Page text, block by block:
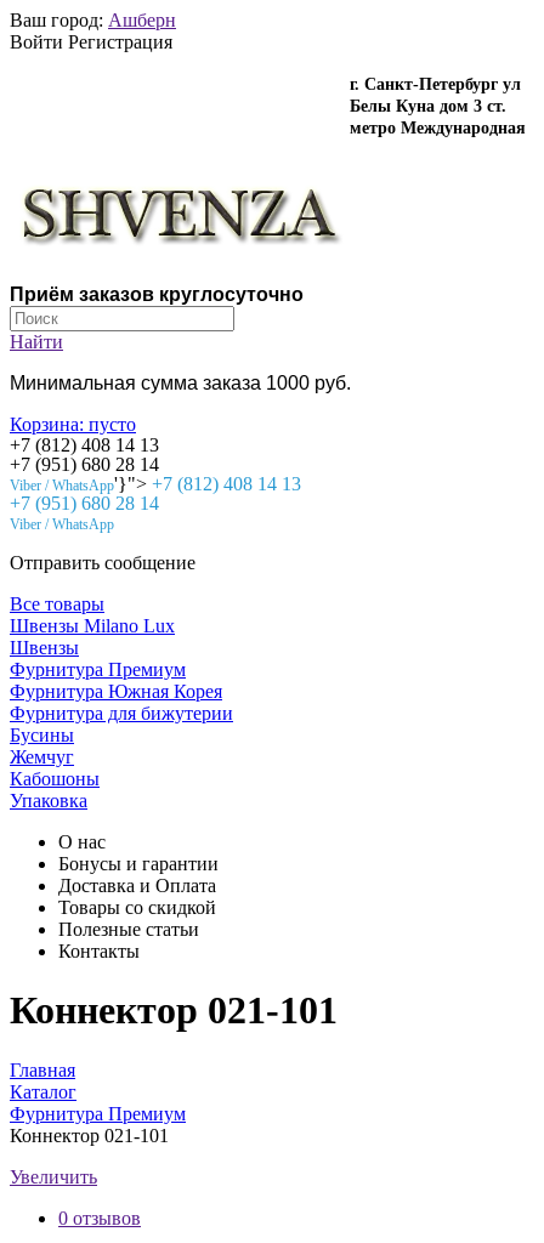
Ваш город: Ашберн
Войти Регистрация
г. Санкт-Петербург ул
Белы Куна дом 3 ст.
метро Международная
Приём заказов круглосуточно
Найти
Минимальная сумма заказа 1000 руб.
Корзина: пусто
+7 (812) 408 14 13
+7 (951) 680 28 14
Viber / WhatsApp'}"> +7 (812) 408 14 13
+7 (951) 680 28 14
Viber / WhatsApp
Отправить сообщение
Все товары
Швензы Milano Lux
Швензы
Фурнитура Премиум
Фурнитура Южная Корея
Фурнитура для бижутерии
Бусины
Жемчуг
Кабошоны
Упаковка
О нас
Бонусы и гарантии
Доставка и Оплата
Товары со скидкой
Полезные статьи
Контакты
Коннектор 021-101
Главная
Каталог
Фурнитура Премиум
Коннектор 021-101
Увеличить
0 отзывов